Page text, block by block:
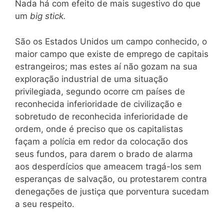
Nada há com efeito de mais sugestivo do que
um big stick.
São os Estados Unidos um campo conhecido, o
maior campo que existe de emprego de capitais
estrangeiros; mas estes aí não gozam na sua
exploração industrial de uma situação
privilegiada, segundo ocorre cm países de
reconhecida inferioridade de civilização e
sobretudo de reconhecida inferioridade de
ordem, onde é preciso que os capitalistas
façam a polícia em redor da colocação dos
seus fundos, para darem o brado de alarma
aos desperdícios que ameacem tragá-los sem
esperanças de salvação, ou protestarem contra
denegações de justiça que porventura sucedam
a seu respeito.